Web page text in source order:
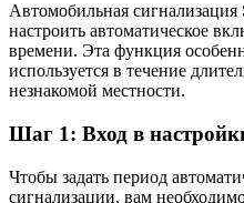
Автомобильная сигнализация
настроить автоматическое
времени. Эта функция
используется в течение
незнакомой местности.
Шаг 1: Вход в
Чтобы задать период
сигнализации, вам